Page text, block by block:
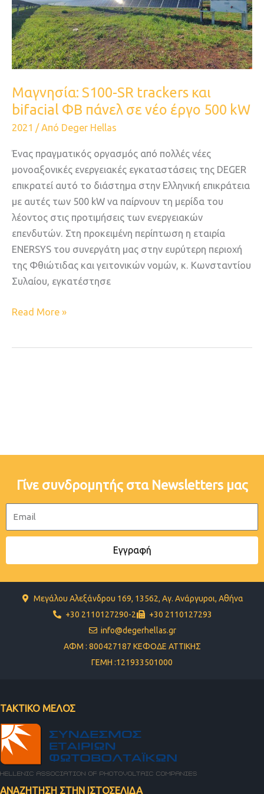
Μαγνησία: S100-SR trackers και
bifacial ΦΒ πάνελ σε νέο έργο 500 kW
2021 / Από Deger Hellas
Ένας πραγματικός οργασμός από πολλές νέες
μονοαξονικές ενεργειακές εγκαταστάσεις της DEGER
επικρατεί αυτό το διάστημα στην Ελληνική επικράτεια
με αυτές των 500 kW να παίρνουν τη μερίδα του
λέοντος στις προτιμήσεις των ενεργειακών
επενδυτών. Στη προκειμένη περίπτωση η εταιρία
ENERSYS του συνεργάτη μας στην ευρύτερη περιοχή
της Φθιώτιδας και γειτονικών νομών, κ. Κωνσταντίου
Συλαίου, εγκατέστησε
και
bifacial
ΦΒ
πάνελ
σε
έργο
500
kW
Read More »
Γίνε συνδρομητής στα Newsletters μας
Εγγραφή
Μεγάλου Αλεξάνδρου 169, 13562, Αγ. Ανάργυροι, Αθήνα
+30 2110127290-2
+30 2110127293
info@degerhellas.gr
ΑΦΜ : 800427187 ΚΕΦΟΔΕ ΑΤΤΙΚΗΣ
ΓΕΜΗ :121933501000
ΤΑΚΤΙΚΟ ΜΕΛΟΣ
ΑΝΑΖΗΤΗΣΗ ΣΤΗΝ ΙΣΤΟΣΕΛΙΔΑ